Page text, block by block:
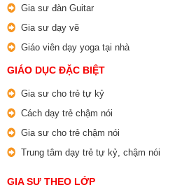
Gia sư đàn Guitar
Gia sư dạy vẽ
Giáo viên dạy yoga tại nhà
GIÁO DỤC ĐẶC BIỆT
Gia sư cho trẻ tự kỷ
Cách dạy trẻ chậm nói
Gia sư cho trẻ chậm nói
Trung tâm dạy trẻ tự kỷ, chậm nói
GIA SƯ THEO LỚP